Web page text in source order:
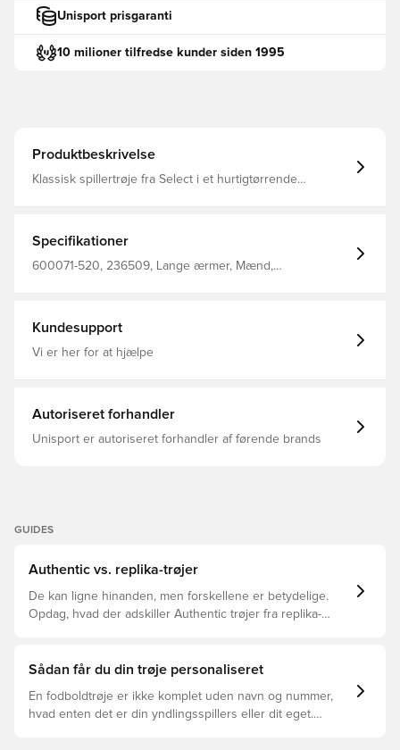
Unisport prisgaranti
10 milioner tilfredse kunder siden 1995
Produktbeskrivelse
Klassisk spillertrøje fra Select i et hurtigtørrende
Specifikationer
600071-520, 236509, Lange ærmer, Mænd,
Kundesupport
Vi er her for at hjælpe
Autoriseret forhandler
Unisport er autoriseret forhandler af førende brands
GUIDES
Authentic vs. replika-trøjer
De kan ligne hinanden, men forskellene er betydelige.
Opdag, hvad der adskiller Authentic trøjer fra replika-
Sådan får du din trøje personaliseret
En fodboldtrøje er ikke komplet uden navn og nummer,
hvad enten det er din yndlingsspillers eller dit eget.